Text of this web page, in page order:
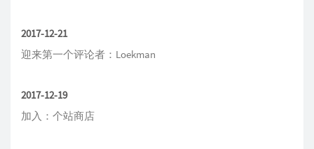
2017-12-21
迎来第一个评论者：Loekman
2017-12-19
加入：个站商店